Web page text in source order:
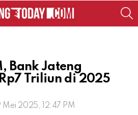
Bank Jateng
Triliun di 2025
Mei 2025, 12:47 PM